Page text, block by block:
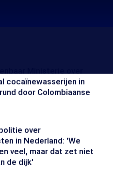
cocaïnewasserijen in
door Colombiaanse
over
in Nederland: 'We
veel, maar dat zet niet
de dijk'